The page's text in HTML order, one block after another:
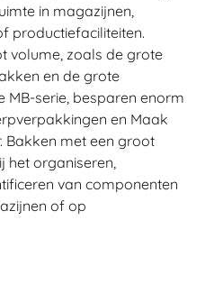
in magazijnen,
productiefaciliteiten.
volume, zoals de grote
en de grote
MB-serie, besparen enorm
en Maak
Bakken met een groot
het organiseren,
van componenten
of op